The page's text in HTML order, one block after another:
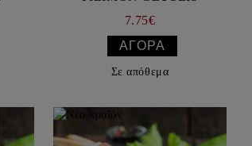
7.75€
Σε απόθεμα